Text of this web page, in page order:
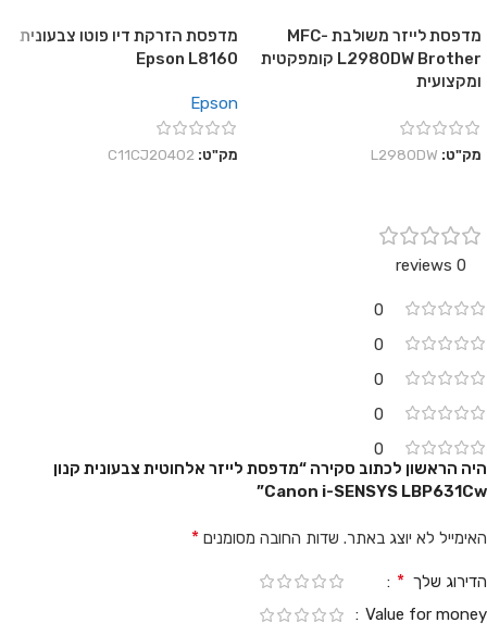
מדפסת לייזר משולבת MFC-
L2980DW Brother קומפקטית
ומקצועית
מק"ט: L2980DW
מדפסת הזרקת דיו פוטו צבעונית
Epson L8160
Epson
מק"ט: C11CJ20402
0 reviews
0
0
0
0
0
היה הראשון לכתוב סקירה “מדפסת ‏לייזר אלחוטית צבעונית קנון
Canon i-SENSYS LBP631Cw”
האימייל לא יוצג באתר. שדות החובה מסומנים *
הדירוג שלך *
Value for money